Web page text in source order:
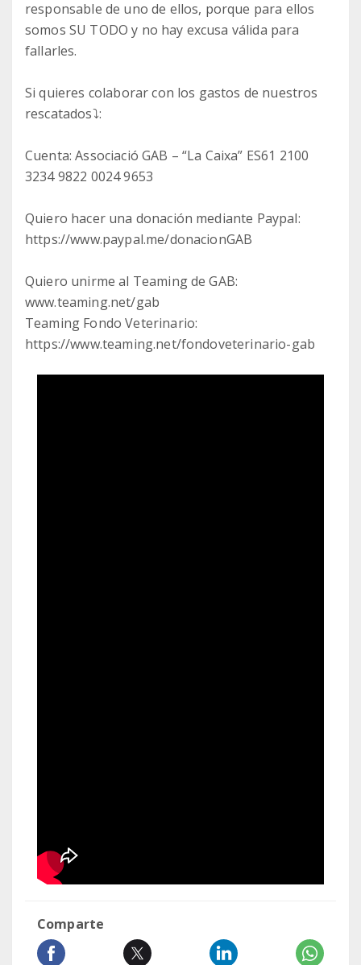
responsable de uno de ellos, porque para ellos
somos SU TODO y no hay excusa válida para
fallarles.
Si quieres colaborar con los gastos de nuestros
rescatados⤵️:
Cuenta: Associació GAB – “La Caixa” ES61 2100
3234 9822 0024 9653
Quiero hacer una donación mediante Paypal:
https://www.paypal.me/donacionGAB
Quiero unirme al Teaming de GAB:
www.teaming.net/gab
Teaming Fondo Veterinario:
https://www.teaming.net/fondoveterinario-gab
Comparte